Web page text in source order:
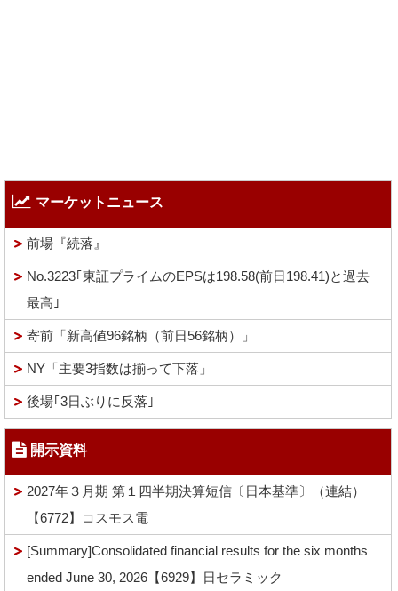
マーケットニュース
前場『続落』
No.3223｢東証プライムのEPSは198.58(前日198.41)と過去
最高｣
寄前「新高値96銘柄（前日56銘柄）」
NY「主要3指数は揃って下落」
後場｢3日ぶりに反落｣
開示資料
2027年３月期 第１四半期決算短信〔日本基準〕（連結）
【6772】コスモス電
[Summary]Consolidated financial results for the six months
ended June 30, 2026【6929】日セラミック